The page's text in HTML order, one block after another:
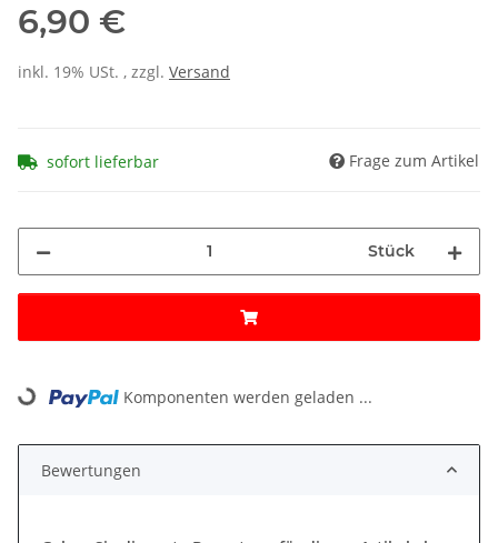
6,90 €
inkl. 19% USt. , zzgl. Versand
sofort lieferbar Frage zum Artikel
Stück
Loading... Komponenten werden geladen ...
Bewertungen